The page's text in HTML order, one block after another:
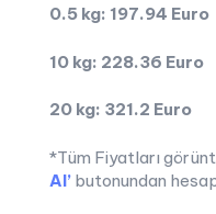
0.5 kg: 197.94 Euro
10 kg: 228.36 Euro
20 kg: 321.2 Euro
*Tüm Fiyatları
Al’ butonundan